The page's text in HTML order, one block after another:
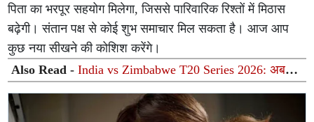
पिता का भरपूर सहयोग मिलेगा, जिससे पारिवारिक रिश्तों में मिठास
बढ़ेगी। संतान पक्ष से कोई शुभ समाचार मिल सकता है। आज आप
कुछ नया सीखने की कोशिश करेंगे।
Also Read -India vs Zimbabwe T20 Series 2026: अब
कब खेला जाएगा दूसरा टी20? जानिए मैच की तारीख, समय और
सीरीज का पूरा कार्यक्रम